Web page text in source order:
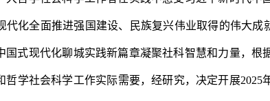
代化全面推进强国建设、民族复兴伟业取得的伟大成
国式现代化聊城实践新篇章凝聚社科智慧和力量，根
学社会科学工作实际需要，经研究，决定开展2025